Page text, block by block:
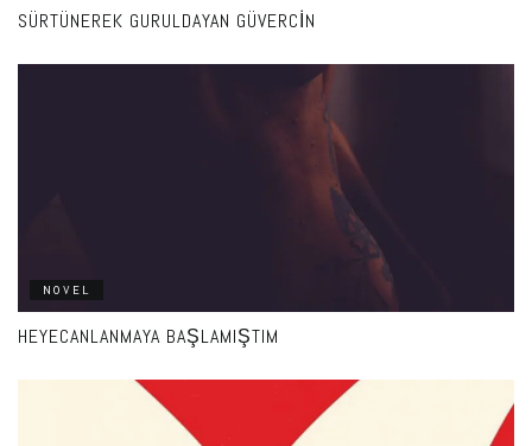
SÜRTÜNEREK GURULDAYAN GÜVERCIN
NOVEL
HEYECANLANMAYA BAŞLAMIŞTIM